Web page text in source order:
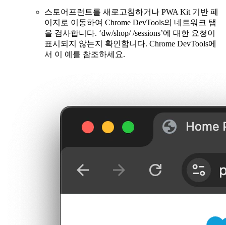
스토어프런트를 새로고침하거나 PWA Kit 기반 페
이지로 이동하여 Chrome DevTools의 네트워크 탭
을 검사합니다. ‘dw/shop//sessions’에 대한 요청이
표시되지 않는지 확인합니다. Chrome DevTools에
서 이 예를 참조하세요.